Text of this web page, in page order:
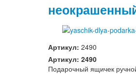
Артикул: 2490
Артикул: 2490
Подарочный ящичек